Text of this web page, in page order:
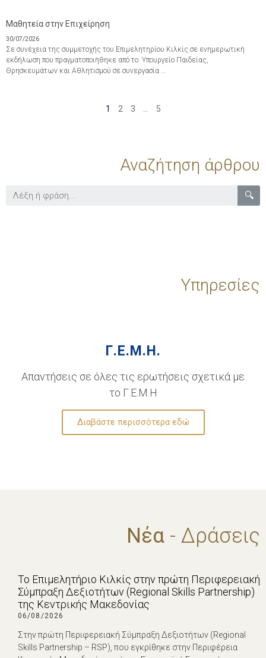
Μαθητεία στην Επιχείρηση
30/07/2026
Σε συνέχεια της συμμετοχής του Επιμελητηρίου Κιλκίς σε ενημερωτική
εκδήλωση που πραγματοποιήθηκε από το Υπουργείο Παιδείας,
Θρησκευμάτων και Αθλητισμού σε συνεργασία …
1 2 3 … 5
Αναζήτηση άρθρου
🔍
Υπηρεσίες
Γ.Ε.Μ.Η.
Απαντήσεις σε όλες τις ερωτήσεις σχετικά με
το Γ.Ε.Μ.Η
Διαβάστε περισσότερα εδώ
Νέα - Δράσεις
Το Επιμελητήριο Κιλκίς στην πρώτη Περιφερειακή
Σύμπραξη Δεξιοτήτων (Regional Skills Partnership)
της Κεντρικής Μακεδονίας
06/08/2026
Στην πρώτη Περιφερειακή Σύμπραξη Δεξιοτήτων (Regional
Skills Partnership – RSP), που εγκρίθηκε στην Περιφέρεια